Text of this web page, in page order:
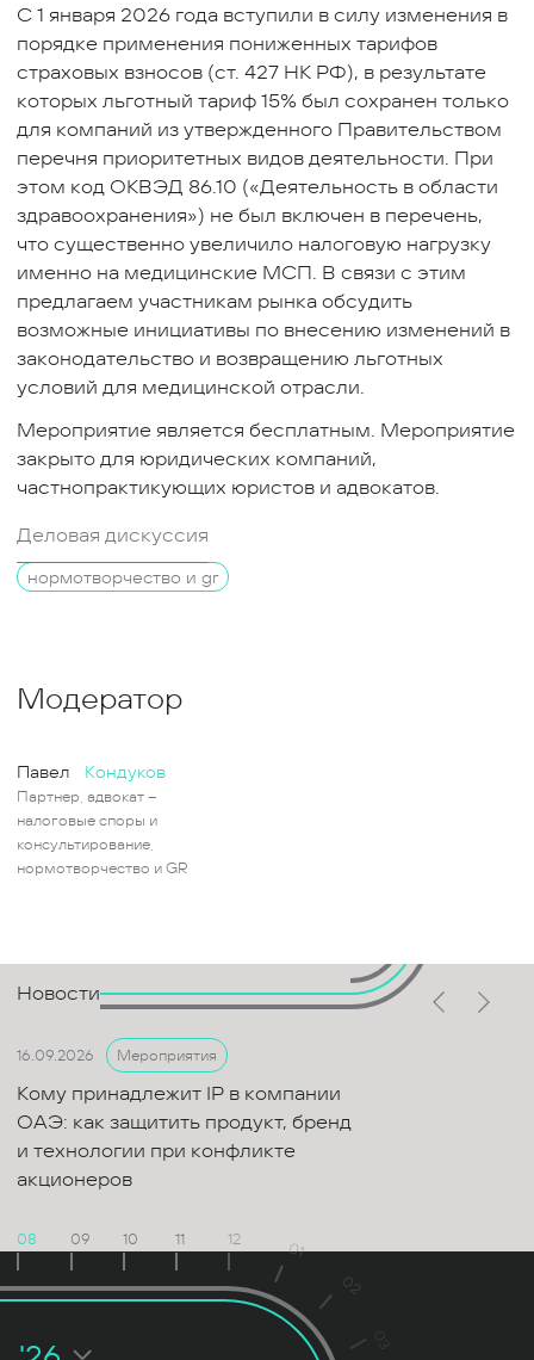
С 1 января 2026 года вступили в силу изменения в
порядке применения пониженных тарифов
страховых взносов (ст. 427 НК РФ), в результате
которых льготный тариф 15% был сохранен только
для компаний из утвержденного Правительством
перечня приоритетных видов деятельности. При
этом код ОКВЭД 86.10 («Деятельность в области
здравоохранения») не был включен в перечень,
что существенно увеличило налоговую нагрузку
именно на медицинские МСП. В связи с этим
предлагаем участникам рынка обсудить
возможные инициативы по внесению изменений в
законодательство и возвращению льготных
условий для медицинской отрасли.
Мероприятие является бесплатным. Мероприятие
закрыто для юридических компаний,
частнопрактикующих юристов и адвокатов.
Деловая дискуссия
нормотворчество и gr
Модератор
Павел Кондуков
Партнер, адвокат –
налоговые споры и
консультирование,
нормотворчество и GR
Новости
16.09.2026 Мероприятия
Кому принадлежит IP в компании
ОАЭ: как защитить продукт, бренд
и технологии при конфликте
акционеров
08 09 10 11 12 01
02